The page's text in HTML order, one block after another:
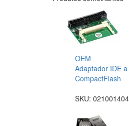
OEM
Adaptador IDE a
CompactFlash
SKU: